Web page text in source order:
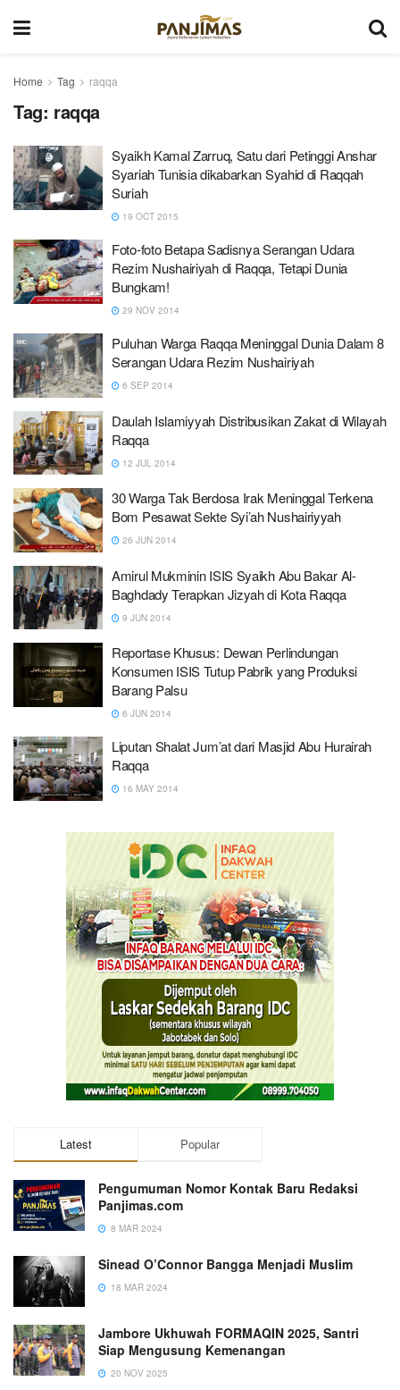
Home Tag raqqa
Tag: raqqa
Syaikh Kamal Zarruq, Satu dari Petinggi Anshar
Syariah Tunisia dikabarkan Syahid di Raqqah
Suriah
19 OCT 2015
Foto-foto Betapa Sadisnya Serangan Udara
Rezim Nushairiyah di Raqqa, Tetapi Dunia
Bungkam!
29 NOV 2014
Puluhan Warga Raqqa Meninggal Dunia Dalam 8
Serangan Udara Rezim Nushairiyah
6 SEP 2014
Daulah Islamiyyah Distribusikan Zakat di Wilayah
Raqqa
12 JUL 2014
30 Warga Tak Berdosa Irak Meninggal Terkena
Bom Pesawat Sekte Syi’ah Nushairiyyah
26 JUN 2014
Amirul Mukminin ISIS Syaikh Abu Bakar Al-
Baghdady Terapkan Jizyah di Kota Raqqa
9 JUN 2014
Reportase Khusus: Dewan Perlindungan
Konsumen ISIS Tutup Pabrik yang Produksi
Barang Palsu
6 JUN 2014
Liputan Shalat Jum’at dari Masjid Abu Hurairah
Raqqa
16 MAY 2014
Latest Popular
Pengumuman Nomor Kontak Baru Redaksi
Panjimas.com
8 MAR 2024
Sinead O’Connor Bangga Menjadi Muslim
18 MAR 2024
Jambore Ukhuwah FORMAQIN 2025, Santri
Siap Mengusung Kemenangan
20 NOV 2025